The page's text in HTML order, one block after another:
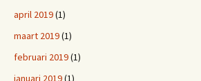
april 2019(1)
maart 2019(1)
februari 2019(1)
januari 2019(1)